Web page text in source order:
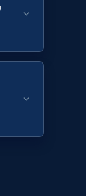
agora
pn,
and